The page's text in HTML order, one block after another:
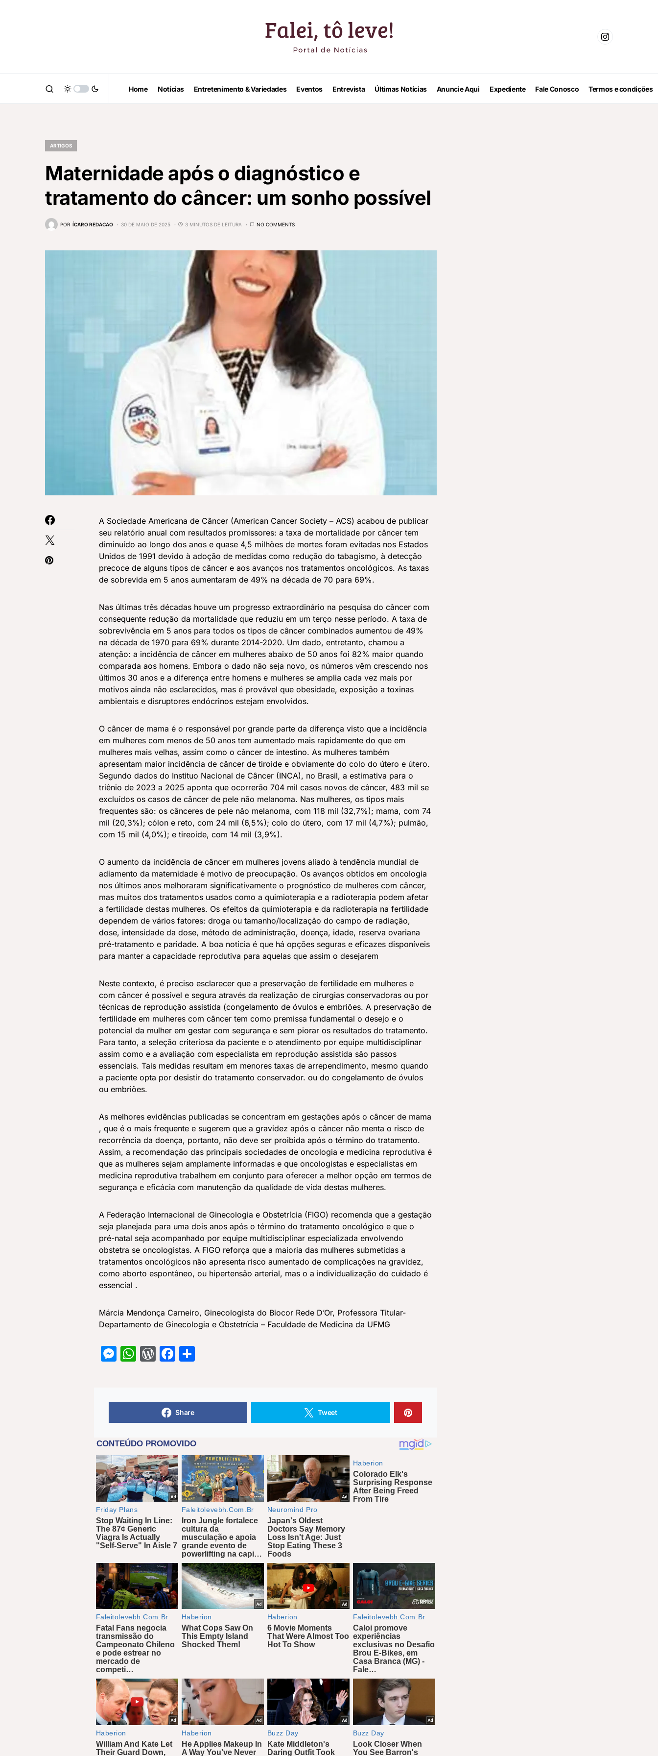
Home Notícias Entretenimento & Variedades Eventos Entrevista Últimas Notícias Anuncie Aqui Expediente Fale Conosco Termos e condições
ARTIGOS
Maternidade após o diagnóstico e
tratamento do câncer: um sonho possível
POR ÍCARO REDACAO 30 DE MAIO DE 2025 3 MINUTOS DE LEITURA NO COMMENTS
A Sociedade Americana de Câncer (American Cancer Society – ACS) acabou de publicar
seu relatório anual com resultados promissores: a taxa de mortalidade por câncer tem
diminuído ao longo dos anos e quase 4,5 milhões de mortes foram evitadas nos Estados
Unidos de 1991 devido à adoção de medidas como redução do tabagismo, à detecção
precoce de alguns tipos de câncer e aos avanços nos tratamentos oncológicos. As taxas
de sobrevida em 5 anos aumentaram de 49% na década de 70 para 69%.
Nas últimas três décadas houve um progresso extraordinário na pesquisa do câncer com
consequente redução da mortalidade que reduziu em um terço nesse período. A taxa de
sobrevivência em 5 anos para todos os tipos de câncer combinados aumentou de 49%
na década de 1970 para 69% durante 2014-2020. Um dado, entretanto, chamou a
atenção: a incidência de câncer em mulheres abaixo de 50 anos foi 82% maior quando
comparada aos homens. Embora o dado não seja novo, os números vêm crescendo nos
últimos 30 anos e a diferença entre homens e mulheres se amplia cada vez mais por
motivos ainda não esclarecidos, mas é provável que obesidade, exposição a toxinas
ambientais e disruptores endócrinos estejam envolvidos.
O câncer de mama é o responsável por grande parte da diferença visto que a incidência
em mulheres com menos de 50 anos tem aumentado mais rapidamente do que em
mulheres mais velhas, assim como o câncer de intestino. As mulheres também
apresentam maior incidência de câncer de tiroide e obviamente do colo do útero e útero.
Segundo dados do Instituo Nacional de Câncer (INCA), no Brasil, a estimativa para o
triênio de 2023 a 2025 aponta que ocorrerão 704 mil casos novos de câncer, 483 mil se
excluídos os casos de câncer de pele não melanoma. Nas mulheres, os tipos mais
frequentes são: os cânceres de pele não melanoma, com 118 mil (32,7%); mama, com 74
mil (20,3%); cólon e reto, com 24 mil (6,5%); colo do útero, com 17 mil (4,7%); pulmão,
com 15 mil (4,0%); e tireoide, com 14 mil (3,9%).
O aumento da incidência de câncer em mulheres jovens aliado à tendência mundial de
adiamento da maternidade é motivo de preocupação. Os avanços obtidos em oncologia
nos últimos anos melhoraram significativamente o prognóstico de mulheres com câncer,
mas muitos dos tratamentos usados como a quimioterapia e a radioterapia podem afetar
a fertilidade destas mulheres. Os efeitos da quimioterapia e da radioterapia na fertilidade
dependem de vários fatores: droga ou tamanho/localização do campo de radiação,
dose, intensidade da dose, método de administração, doença, idade, reserva ovariana
pré-tratamento e paridade. A boa noticia é que há opções seguras e eficazes disponíveis
para manter a capacidade reprodutiva para aquelas que assim o desejarem
Neste contexto, é preciso esclarecer que a preservação de fertilidade em mulheres e
com câncer é possível e segura através da realização de cirurgias conservadoras ou por
técnicas de reprodução assistida (congelamento de óvulos e embriões. A preservação de
fertilidade em mulheres com câncer tem como premissa fundamental o desejo e o
potencial da mulher em gestar com segurança e sem piorar os resultados do tratamento.
Para tanto, a seleção criteriosa da paciente e o atendimento por equipe multidisciplinar
assim como e a avaliação com especialista em reprodução assistida são passos
essenciais. Tais medidas resultam em menores taxas de arrependimento, mesmo quando
a paciente opta por desistir do tratamento conservador. ou do congelamento de óvulos
ou embriões.
As melhores evidências publicadas se concentram em gestações após o câncer de mama
, que é o mais frequente e sugerem que a gravidez após o câncer não menta o risco de
recorrência da doença, portanto, não deve ser proibida após o término do tratamento.
Assim, a recomendação das principais sociedades de oncologia e medicina reprodutiva é
que as mulheres sejam amplamente informadas e que oncologistas e especialistas em
medicina reprodutiva trabalhem em conjunto para oferecer a melhor opção em termos de
segurança e eficácia com manutenção da qualidade de vida destas mulheres.
A Federação Internacional de Ginecologia e Obstetrícia (FIGO) recomenda que a gestação
seja planejada para uma dois anos após o término do tratamento oncológico e que o
pré-natal seja acompanhado por equipe multidisciplinar especializada envolvendo
obstetra se oncologistas. A FIGO reforça que a maioria das mulheres submetidas a
tratamentos oncológicos não apresenta risco aumentado de complicações na gravidez,
como aborto espontâneo, ou hipertensão arterial, mas o a individualização do cuidado é
essencial .
Márcia Mendonça Carneiro, Ginecologista do Biocor Rede D’Or, Professora Titular-
Departamento de Ginecologia e Obstetrícia – Faculdade de Medicina da UFMG
Messenger
WhatsApp
WordPress
Facebook
Share Tweet